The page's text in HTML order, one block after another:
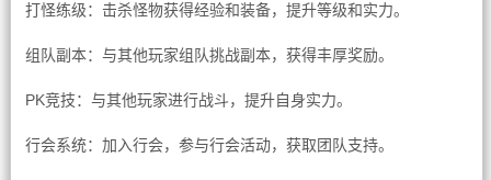
打怪练级：击杀怪物获得经验和装备，提升等级和实力。
组队副本：与其他玩家组队挑战副本，获得丰厚奖励。
PK竞技：与其他玩家进行战斗，提升自身实力。
行会系统：加入行会，参与行会活动，获取团队支持。